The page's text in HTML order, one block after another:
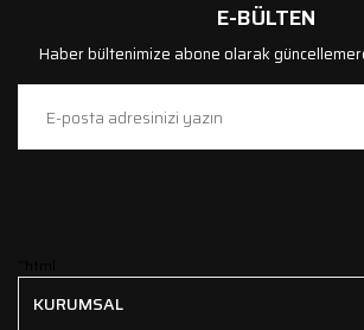
E-BÜLTEN
Haber bültenimize abone olarak
KURUMSAL